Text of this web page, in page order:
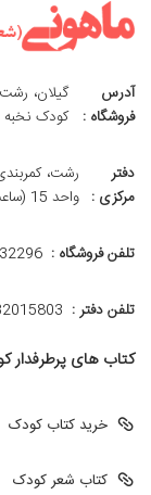
آدرس
فروشگاه :
گیلان،
کودک نخبه (ساعت
دفتر
مرکزی :
رشت،
واحد 15 (ساعت کاری 8 صبح الی 13)
تلفن فروشگاه :
تلفن دفتر : 013-32015803 و
کتاب های پرطرفدار
خرید کتاب کودک
کتاب شعر کودک